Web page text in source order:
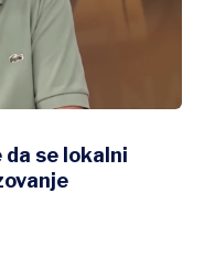
da se lokalni